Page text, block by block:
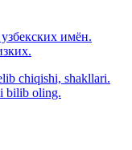
имён.
chiqishi, shakllari.
bilib oling.